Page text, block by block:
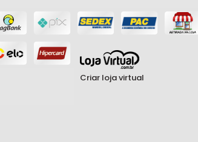
Criar loja virtual